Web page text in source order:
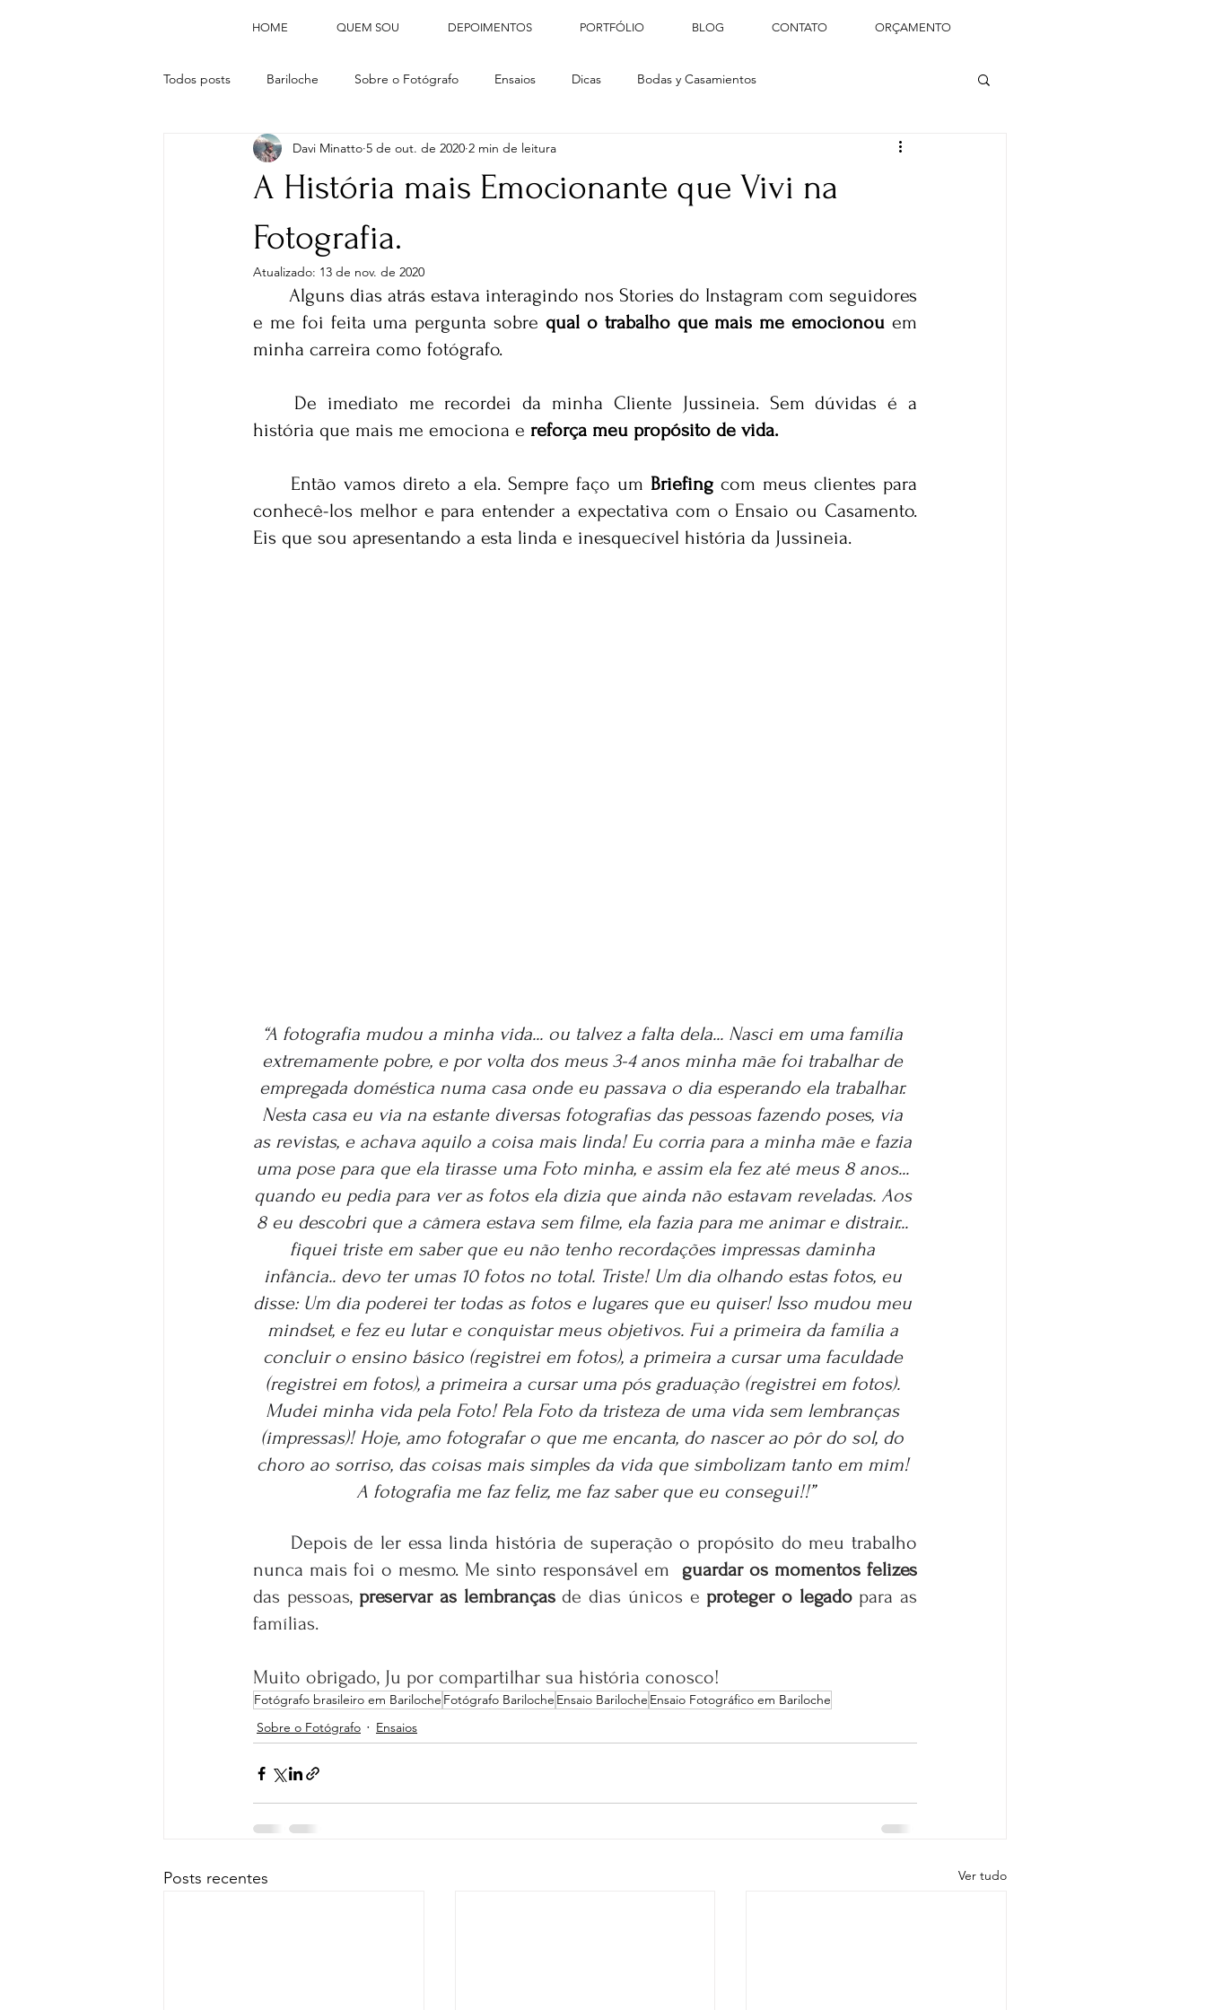
HOME QUEM SOU DEPOIMENTOS PORTFÓLIO BLOG CONTATO ORÇAMENTO
Todos posts Bariloche Sobre o Fotógrafo Ensaios Dicas Bodas y Casamientos
A História mais Emocionante que Vivi na
Fotografia.
Davi Minatto 5 de out. de 2020 2 min de leitura
Atualizado: 13 de nov. de 2020
e me foi feita uma pergunta sobre qual o trabalho que mais me emocionou em
minha carreira como fotógrafo.
história que mais me emociona e reforça meu propósito de vida.
	Então vamos direto a ela. Sempre faço um
Briefing com meus clientes para
conhecê-los melhor e para entender a expectativa com o Ensaio ou Casamento.
Eis que sou apresentando a esta linda e inesquecível história da Jussineia.
“A fotografia mudou a minha vida... ou talvez a falta dela... Nasci em uma família
extremamente pobre, e por volta dos meus 3-4 anos minha mãe foi trabalhar de
empregada doméstica numa casa onde eu passava o dia esperando ela trabalhar.
Nesta casa eu via na estante diversas fotografias das pessoas fazendo poses, via
as revistas, e achava aquilo a coisa mais linda! Eu corria para a minha mãe e fazia
uma pose para que ela tirasse uma Foto minha, e assim ela fez até meus 8 anos...
quando eu pedia para ver as fotos ela dizia que ainda não estavam reveladas. Aos
8 eu descobri que a câmera estava sem filme, ela fazia para me animar e distrair...
fiquei triste em saber que eu não tenho recordações impressas daminha
infância.. devo ter umas 10 fotos no total. Triste! Um dia olhando estas fotos, eu
disse: Um dia poderei ter todas as fotos e lugares que eu quiser! Isso mudou meu
mindset, e fez eu lutar e conquistar meus objetivos. Fui a primeira da família a
concluir o ensino básico (registrei em fotos), a primeira a cursar uma faculdade
(registrei em fotos), a primeira a cursar uma pós graduação (registrei em fotos).
Mudei minha vida pela Foto! Pela Foto da tristeza de uma vida sem lembranças
(impressas)! Hoje, amo fotografar o que me encanta, do nascer ao pôr do sol, do
choro ao sorriso, das coisas mais simples da vida que simbolizam tanto em mim!
A fotografia me faz feliz, me faz saber que eu consegui!!”
Depois de ler essa linda história de superação o propósito do meu trabalho
nunca mais foi o mesmo. Me sinto responsável em
guardar os momentos felizes
das pessoas, preservar as lembranças de dias únicos e proteger o legado para as
famílias.
Muito obrigado, Ju por compartilhar sua história conosco!
Fotógrafo brasileiro em Bariloche Fotógrafo Bariloche Ensaio Bariloche Ensaio Fotográfico em Bariloche
Sobre o Fotógrafo
Ensaios
Posts recentes Ver tudo